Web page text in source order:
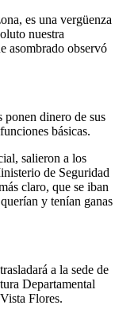
es una vergüenza
nuestra
asombrado observó
ponen dinero de sus
básicas.
salieron a los
de Seguridad
claro, que se iban
y tenían ganas
a la sede de
Departamental
Flores.